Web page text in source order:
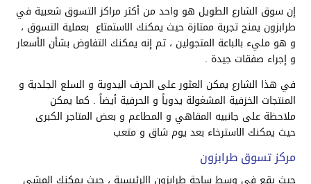
إن سوق الشارع الطويل هو واحد من أكثر مراكز التسوق شعبية في
طرابزون يمنح تجربة ممتازة حيث يمكنك الاستمتاع بعملية التسوق ،
و هو مليء بالباعة المتجولين ، ثم إنه يمكنك التفاوض بشأن الأسعار
و إجراء صفقات جيدة .
في هذا الشارع يمكن العثور على الحرف اليدوية و السلع الجلدية و
المنتجات الخزفية المشغولة يدوياً و الحرفية أيضاً . كما يمكن
ملاحظة على جانبيه المقاهي و المطاعم و بعض المتاجر الكبرى
حيث يمكنك الاسترخاء بعد يوم شاق و متعب
مركز تسوق طرابزون
حيث يقع في وسط ساحة طرابزون االرئيسية ، حيث يمكنك المشي